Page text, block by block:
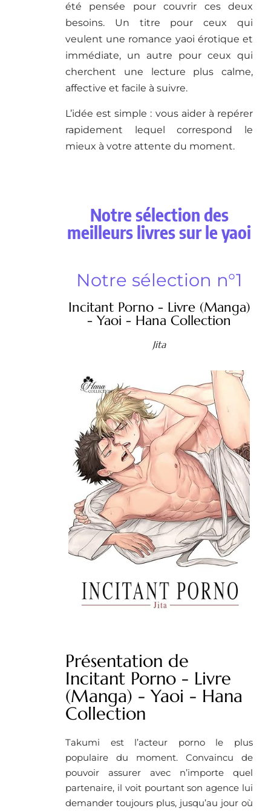
été pensée pour couvrir ces deux
besoins. Un titre pour ceux qui
veulent une romance yaoi érotique et
immédiate, un autre pour ceux qui
cherchent une lecture plus calme,
affective et facile à suivre.
L’idée est simple : vous aider à repérer
rapidement lequel correspond le
mieux à votre attente du moment.
Notre sélection des
meilleurs livres sur le yaoi
Notre sélection n°1
Incitant Porno - Livre (Manga)
- Yaoi - Hana Collection
Jita
Présentation de
Incitant Porno - Livre
(Manga) - Yaoi - Hana
Collection
Takumi est l’acteur porno le plus
populaire du moment. Convaincu de
pouvoir assurer avec n’importe quel
partenaire, il voit pourtant son agence lui
demander toujours plus, jusqu’au jour où